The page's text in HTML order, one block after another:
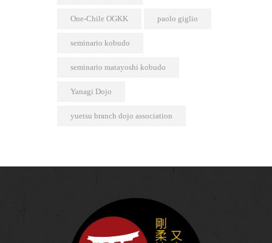
One-Chile OGKK paolo giglio
seminario kobudo
seminario matayoshi kobudo
Yanagi Dojo
yuetsu branch dojo association